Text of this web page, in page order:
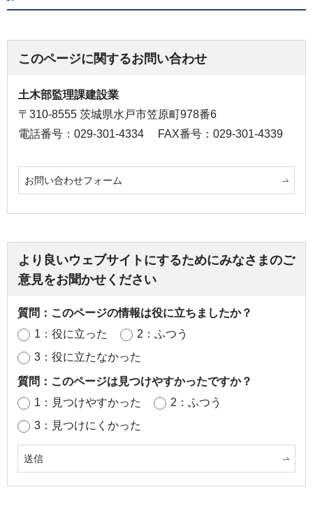
このページに関するお問い合わせ
土木部監理課建設業
〒310-8555 茨城県水戸市笠原町978番6
電話番号：029-301-4334
FAX番号：029-301-4339
お問い合わせフォーム
より良いウェブサイトにするためにみなさまのご
意見をお聞かせください
質問：このページの情報は役に立ちましたか？
1：役に立った
2：ふつう
3：役に立たなかった
質問：このページは見つけやすかったですか？
1：見つけやすかった
2：ふつう
3：見つけにくかった